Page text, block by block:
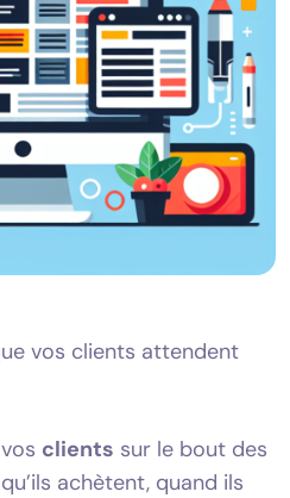
vos clients attendent
clients sur le bout des
achètent, quand ils